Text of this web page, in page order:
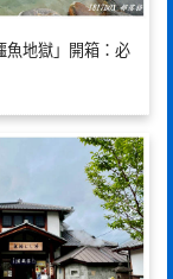
魚地獄」開箱：必